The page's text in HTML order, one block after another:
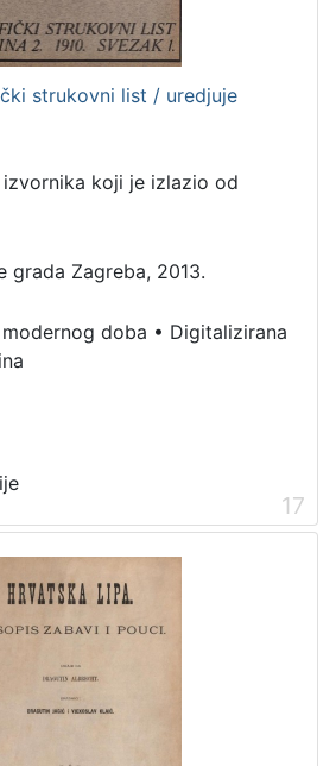
strukovni list / uredjuje
koji je izlazio od
grada Zagreba, 2013.
doba • Digitalizirana
17